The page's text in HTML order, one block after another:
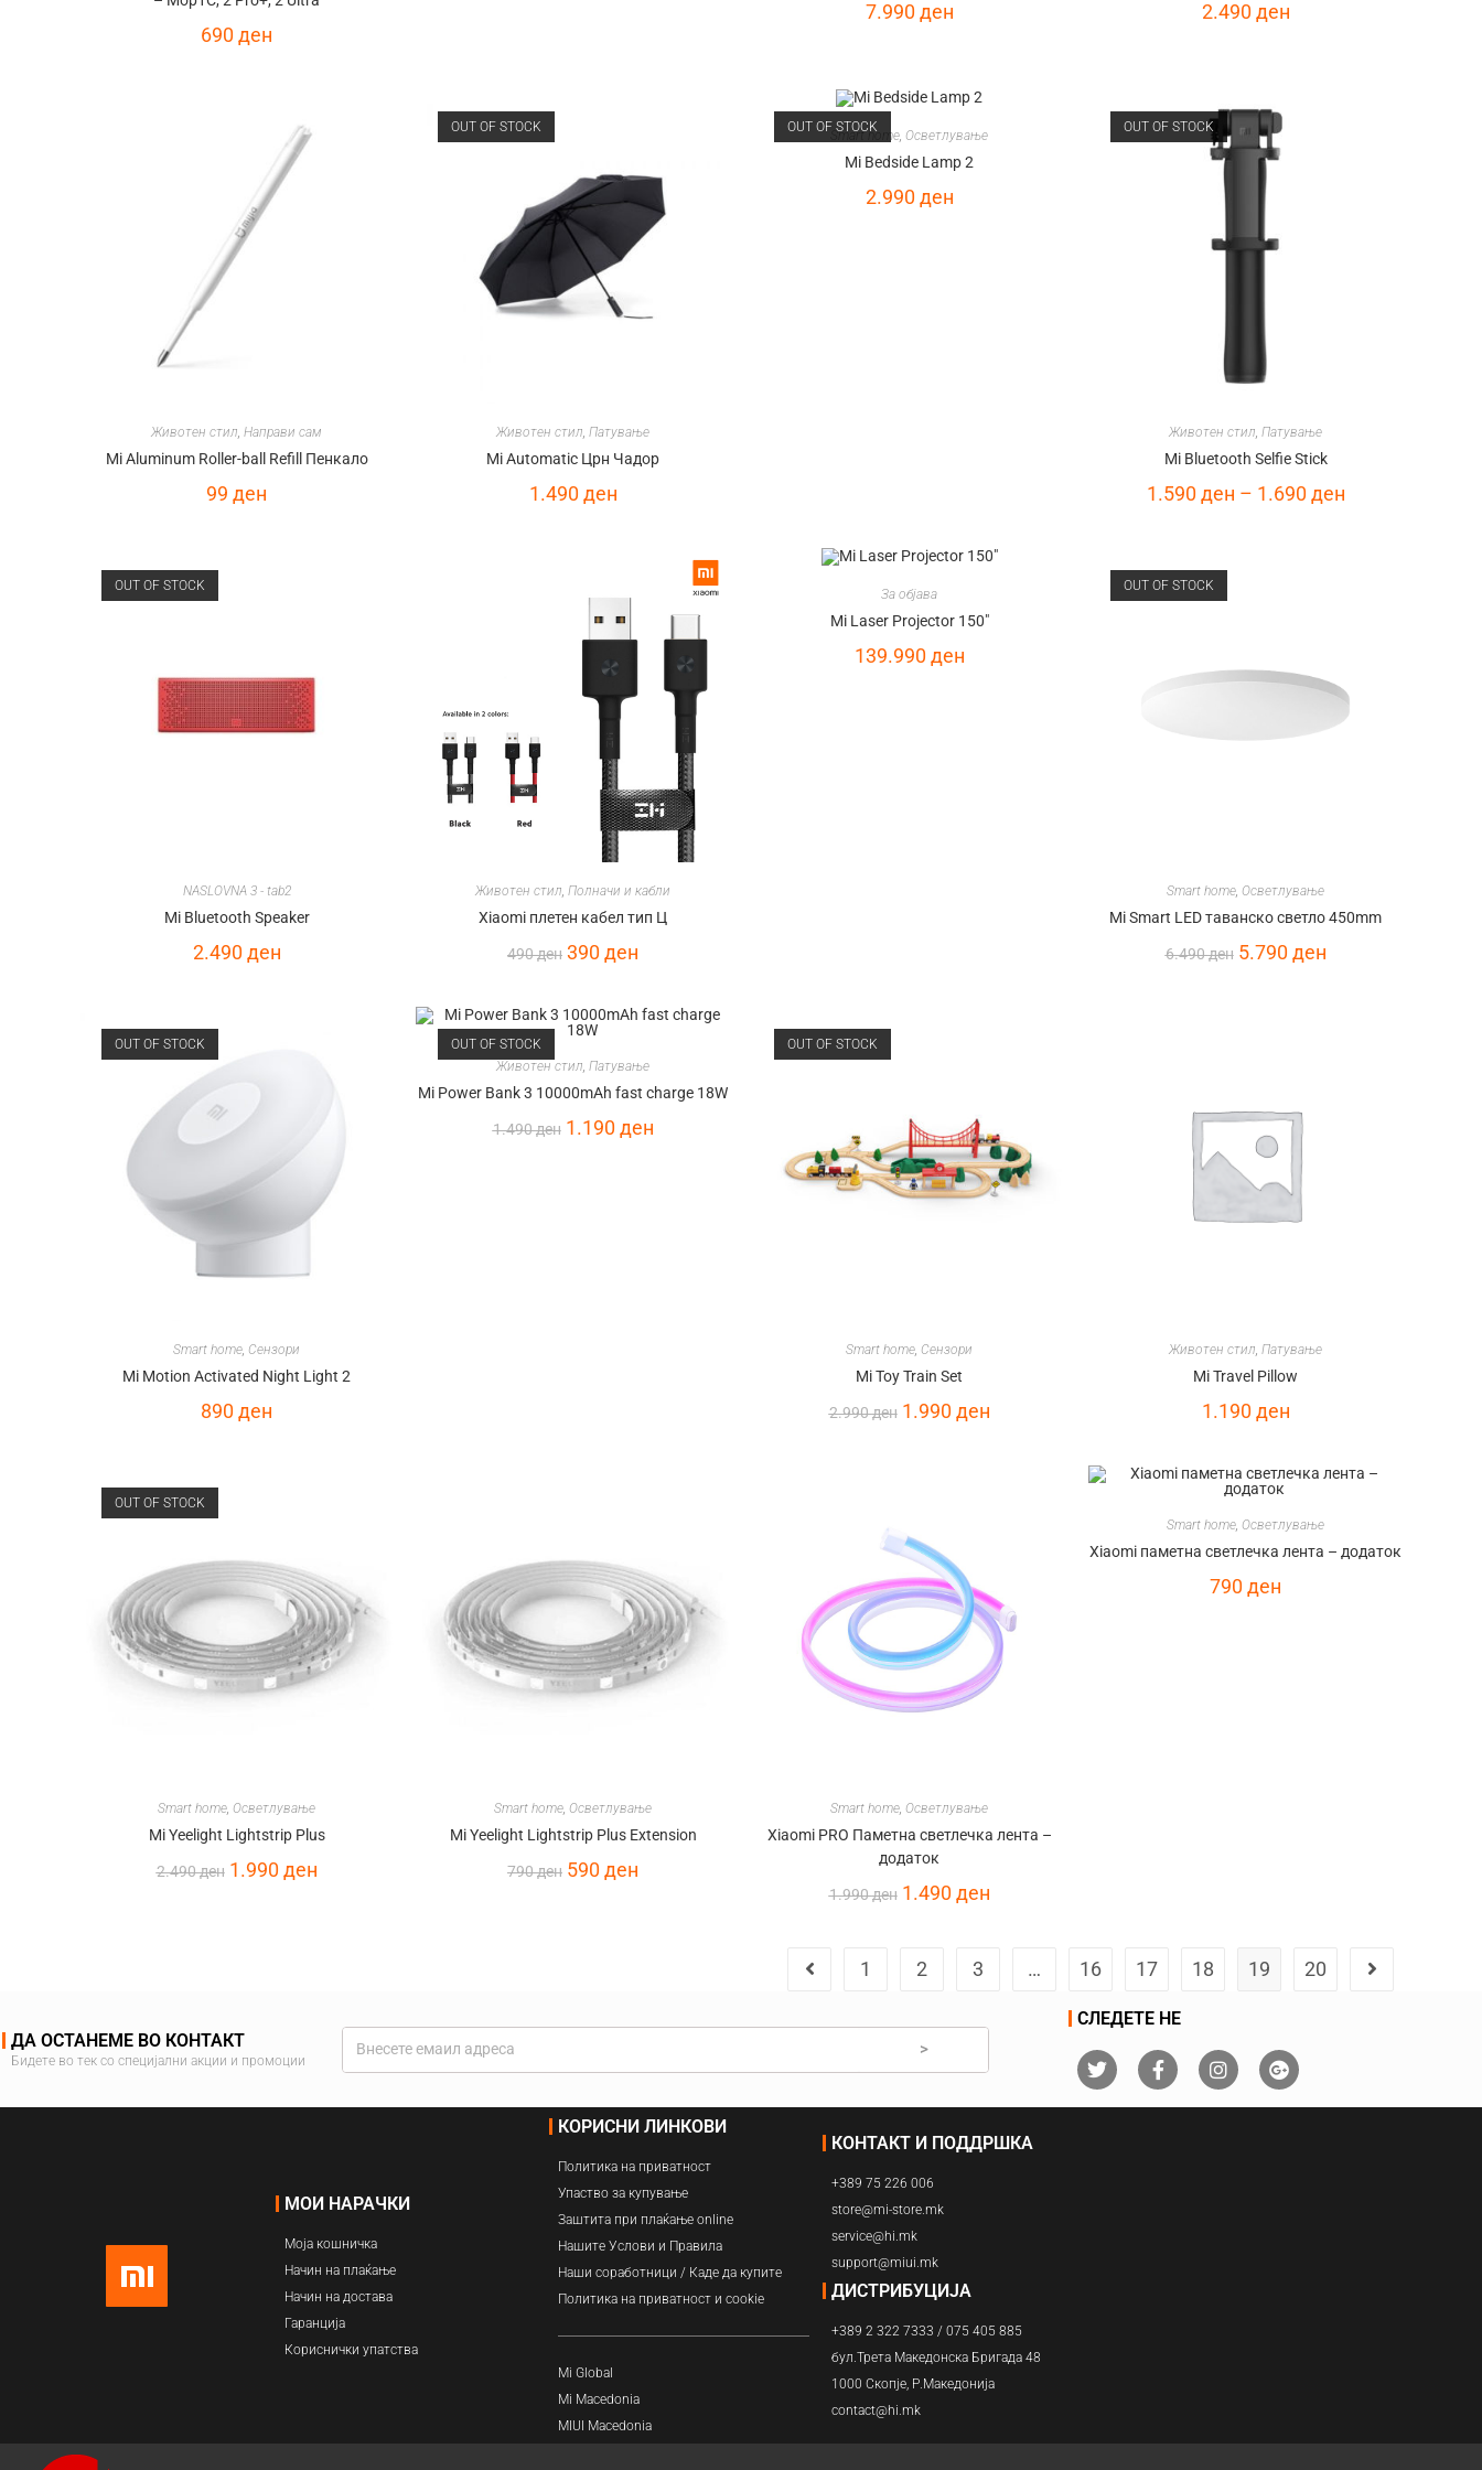
690ден
7.990ден 2.490ден
Животен стил, Направи сам
Mi Aluminum Roller-ball Refill Пенкало
99 ден
OUT OF STOCK
Животен стил, Патување
Mi Automatic Црн Чадор
1.490ден
OUT OF STOCK
Smart home, Осветлување
Mi Bedside Lamp 2
2.990ден
OUT OF STOCK
Животен стил, Патување
Mi Bluetooth Selfie Stick
1.590ден – 1.690ден
OUT OF STOCK
NASLOVNA 3 - tab2
Mi Bluetooth Speaker
2.490ден
Животен стил, Полначи и кабли
Xiaomi плетен кабел тип Ц
490ден 390ден
За објава
Mi Laser Projector 150″
139.990ден
OUT OF STOCK
Smart home, Осветлување
Mi Smart LED таванско светло 450mm
6.490ден 5.790ден
OUT OF STOCK
Smart home, Сензори
Mi Motion Activated Night Light 2
890ден
OUT OF STOCK
Животен стил, Патување
Mi Power Bank 3 10000mAh fast charge 18W
1.490ден 1.190ден
OUT OF STOCK
Smart home, Сензори
Mi Toy Train Set
2.990ден 1.990ден
Животен стил, Патување
Mi Travel Pillow
1.190ден
OUT OF STOCK
Smart home, Осветлување
Mi Yeelight Lightstrip Plus
2.490ден 1.990ден
Smart home, Осветлување
Mi Yeelight Lightstrip Plus Extension
790ден 590ден
Smart home, Осветлување
Xiaomi PRO Паметна светлечка лента –
додаток
1.990ден 1.490ден
Smart home, Осветлување
Xiaomi паметна светлечка лента – додаток
790ден
1 2 3 … 16 17 18 19 20
ДА ОСТАНЕМЕ ВО КОНТАКТ
Бидете во тек со специјални акции и промоции
>
СЛЕДЕТЕ НЕ
МОИ НАРАЧКИ
Моја кошничка
Начин на плаќање
Начин на достава
Гаранција
Кориснички упатства
КОРИСНИ ЛИНКОВИ
Политика на приватност
Упаство за купување
Заштита при плаќање online
Нашите Услови и Правила
Наши соработници / Каде да купите
Политика на приватност и cookie
Mi Global
Mi Macedonia
MIUI Macedonia
КОНТАКТ И ПОДДРШКА
+389 75 226 006
store@mi-store.mk
service@hi.mk
support@miui.mk
ДИСТРИБУЦИЈА
+389 2 322 7333 / 075 405 885
бул.Трета Македонска Бригада 48
1000 Скопје, Р.Македонија
contact@hi.mk